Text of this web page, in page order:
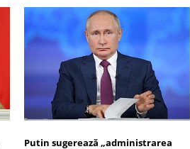
Putin sugerează „administrarea